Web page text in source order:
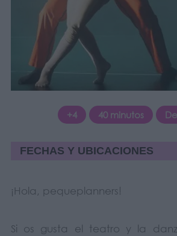
+4 40 minutos
FECHAS Y UBICACIONES
¡Hola, pequeplanners!
Si os gusta el teatro y la